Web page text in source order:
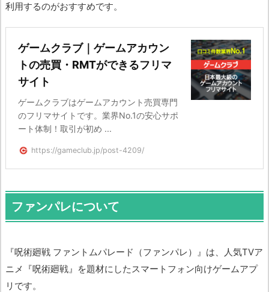
利用するのがおすすめです。
ゲームクラブ｜ゲームアカウン
トの売買・RMTができるフリマ
サイト
ゲームクラブはゲームアカウント売買専門
のフリマサイトです。業界No.1の安心サポ
ート体制！取引が初め ...
https://gameclub.jp/post-4209/
ファンパレについて
『呪術廻戦 ファントムパレード（ファンパレ）』は、人気TVア
ニメ『呪術廻戦』を題材にしたスマートフォン向けゲームアプ
リです。